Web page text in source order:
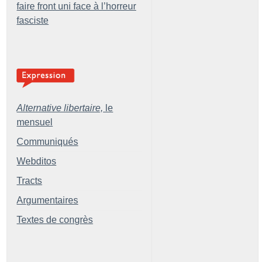
faire front uni face à l’horreur
fasciste
Alternative libertaire, le
mensuel
Communiqués
Webditos
Tracts
Argumentaires
Textes de congrès